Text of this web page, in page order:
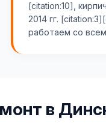
[citation:10],
2014 гг.
работаем со
в